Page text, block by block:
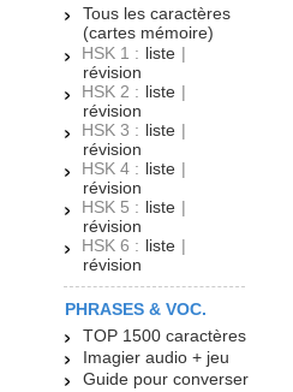
Tous les caractères
(cartes mémoire)
HSK 1 : liste |
révision
HSK 2 : liste |
révision
HSK 3 : liste |
révision
HSK 4 : liste |
révision
HSK 5 : liste |
révision
HSK 6 : liste |
révision
PHRASES & VOC.
TOP 1500 caractères
Imagier audio + jeu
Guide pour converser